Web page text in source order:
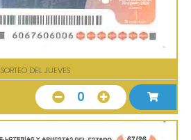
SORTEO DEL JUEVES
0